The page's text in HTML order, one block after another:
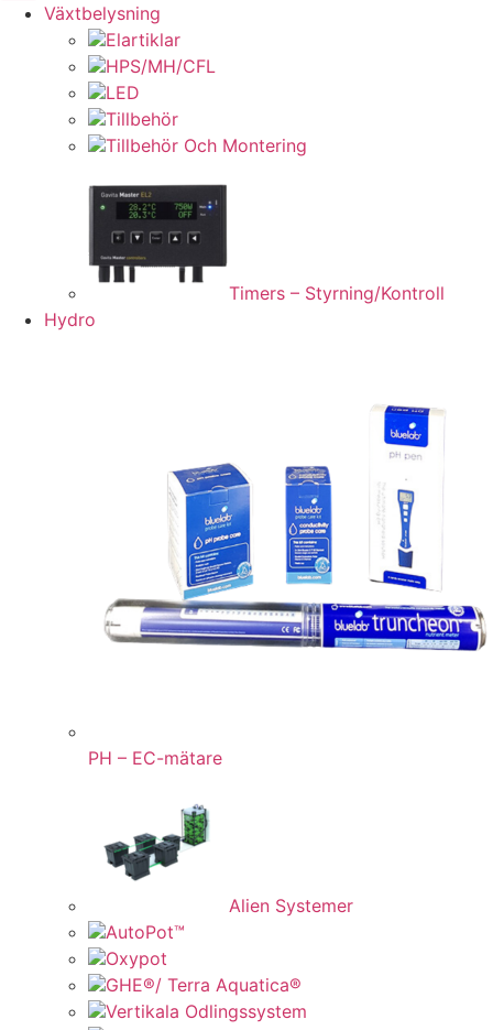
Växtbelysning
Elartiklar
HPS/MH/CFL
LED
Tillbehör
Tillbehör Och Montering
Timers – Styrning/Kontroll
Hydro
PH – EC-mätare
Alien Systemer
AutoPot™
Oxypot
GHE®/ Terra Aquatica®
Vertikala Odlingssystem